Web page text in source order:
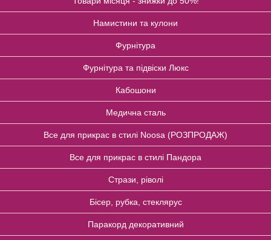
Намистини та кулони
Фурнітура
Фурнітура та підвіски Люкс
Кабошони
Медична сталь
Все для прикрас в стилі Noosa (РОЗПРОДАЖ)
Все для прикрас в стилі Пандора
Стрази, ріволі
Бісер, рубка, стеклярус
Паракорд декоративний